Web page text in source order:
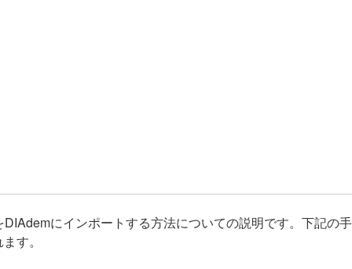
にインポートする方法についての説明です。下記の
す。